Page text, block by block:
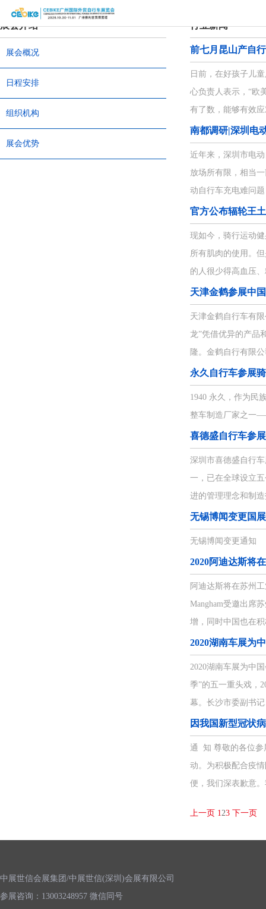
页
关
于
展
心
中
览
同
行业新闻
前七月昆山产自
日前，在好孩子儿
心负责人表示，“欧
有了数，能够有效
南都调研|深圳电
近年来，深圳市电
放场所有限，相当
动自行车充电难问
官方公布辐轮王
现如今，骑行运动
所有肌肉的使用。
的人很少得高血压
天津金鹤参展中
天津金鹤自行车有
龙”凭借优异的产
隆。金鹤自行有限
永久自行车参展
1940 永久，作为民
整车制造厂家之一
喜德盛自行车参
深圳市喜德盛自行
一，已在全球设立
进的管理理念和制
无锡博闻变更国
无锡博闻变更通知
2020阿迪达斯将
阿迪达斯将在苏州
Mangham受邀出席
增，同时中国也在
2020湖南车展为
2020湖南车展为中
季”的五一重头戏，
幕。长沙市委副书
因我国新型冠状
通 知 尊敬的各位参
动。为积极配合疫
便，我们深表歉意
上一页 123 下一页
展会介绍
展会概况
日程安排
组织机构
展会优势
中展世信会展集团/中展世信(深圳)会展有限公司
参展咨询：13003248957 微信同号